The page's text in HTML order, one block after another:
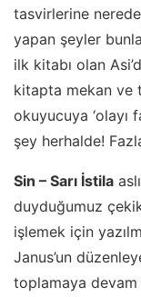
tasvirlerine
yapan şeyler
ilk kitabı olan
kitapta mekan ve
okuyucuya ‘olayı
şey herhalde!
Sin – Sarı İstila
duyduğumuz
işlemek için
Janus’un
toplamaya